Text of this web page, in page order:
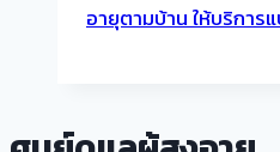
อายุตามบ้าน ให้บริการ